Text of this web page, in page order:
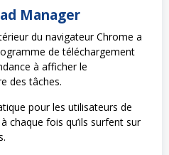
Manager
du navigateur Chrome a
de téléchargement
à afficher le
des tâches.
pour les utilisateurs de
chaque fois qu’ils surfent sur